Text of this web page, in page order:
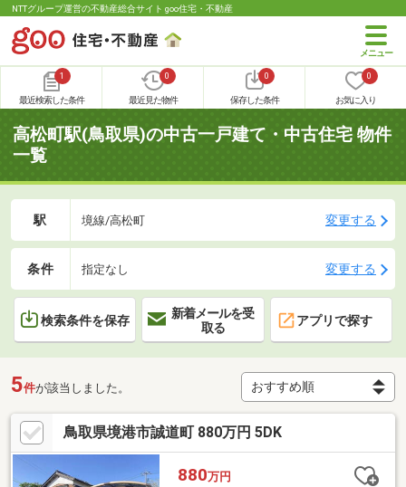
NTTグループ運営の不動産総合サイト goo住宅・不動産
1
最近検索した条件
0
最近見た物件
0
保存した条件
0
お気に入り
高松町駅(鳥取県)の中古一戸建て・中古住宅 物件
一覧
駅 境線/高松町 変更する
条件 指定なし 変更する
検索条件を保存
新着メールを受
取る
アプリで探す
5件が該当しました。
鳥取県境港市誠道町 880万円 5DK
880万円